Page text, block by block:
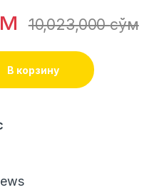
10,023,000сўм
В корзину